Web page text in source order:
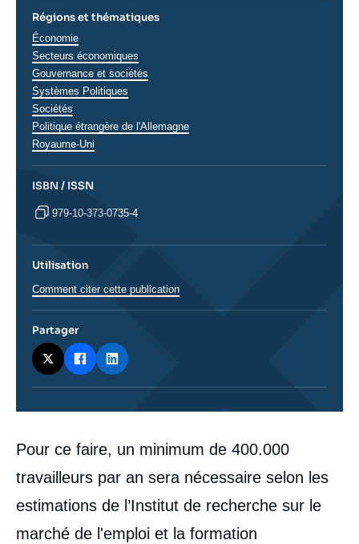
Corps
analyses
Pour ce faire, un minimum de 400.000
travailleurs par an sera nécessaire selon les
estimations de l’Institut de recherche sur le
marché de l'emploi et la formation
Régions et thématiques
Thématiques
analyses
Économie
Secteurs économiques
Gouvernance et sociétés
Systèmes Politiques
Sociétés
Régions
Politique étrangère de l'Allemagne
Royaume-Uni
ISBN / ISSN
979-10-373-0735-4
Utilisation
Comment citer cette publication
Partager